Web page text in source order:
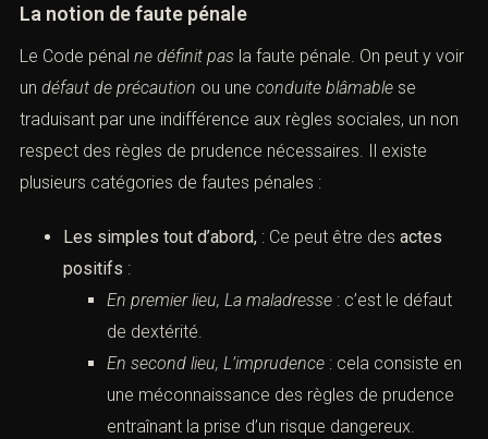
La notion defaute pénale
Le Code pénal ne définit pas la faute pénale. On peut y voir
un défaut de précaution ou une conduite blâmable se
traduisant par une indifférence aux règles sociales, un non
respect des règles de prudence nécessaires. Il existe
plusieurs catégories de fautes pénales :
Les simples tout d’abord, : Ce peut être des actes
positifs :
En premier lieu, La maladresse : c’est le défaut
de dextérité.
En second lieu, L’imprudence : cela consiste en
une méconnaissance des règles de prudence
entraînant la prise d’un risque dangereux.